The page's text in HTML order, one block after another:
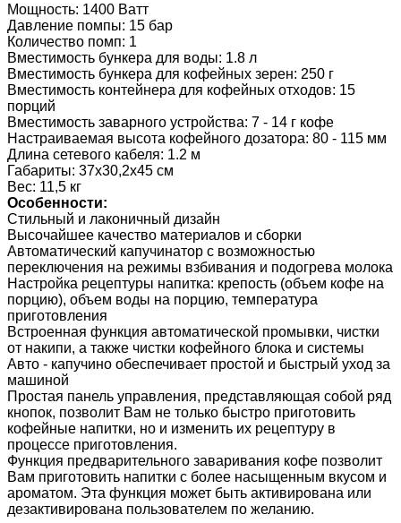
Мощность: 1400 Ватт
Давление помпы: 15 бар
Количество помп: 1
Вместимость бункера для воды: 1.8 л
Вместимость бункера для кофейных зерен: 250 г
Вместимость контейнера для кофейных отходов: 15
порций
Вместимость заварного устройства: 7 - 14 г кофе
Настраиваемая высота кофейного дозатора: 80 - 115 мм
Длина сетевого кабеля: 1.2 м
Габариты: 37х30,2х45 см
Вес: 11,5 кг
Особенности:
Стильный и лаконичный дизайн
Высочайшее качество материалов и сборки
Автоматический капучинатор с возможностью
переключения на режимы взбивания и подогрева молока
Настройка рецептуры напитка: крепость (объем кофе на
порцию), объем воды на порцию, температура
приготовления
Встроенная функция автоматической промывки, чистки
от накипи, а также чистки кофейного блока и системы
Авто - капучино обеспечивает простой и быстрый уход за
машиной
Простая панель управления, представляющая собой ряд
кнопок, позволит Вам не только быстро приготовить
кофейные напитки, но и изменить их рецептуру в
процессе приготовления.
Функция предварительного заваривания кофе позволит
Вам приготовить напитки с более насыщенным вкусом и
ароматом. Эта функция может быть активирована или
дезактивирована пользователем по желанию.